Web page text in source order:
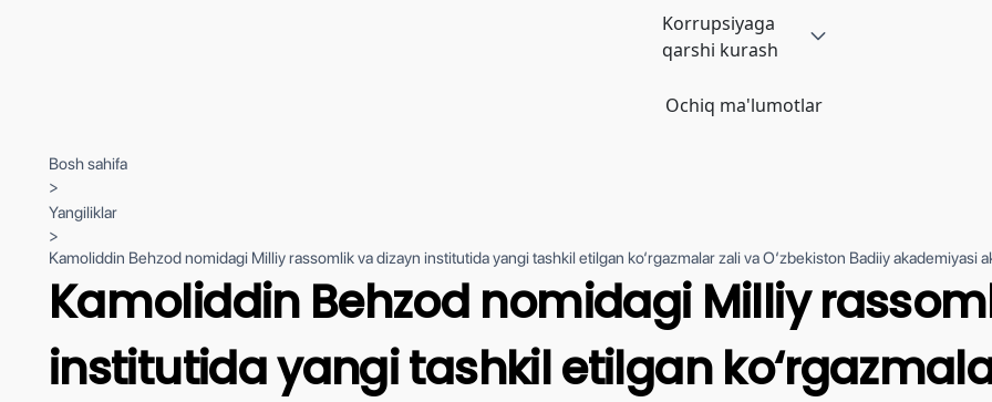
Korrupsiyaga
qarshi kurash
Ochiq ma'lumotlar
Bosh sahifa
>
Yangiliklar
>
Kamoliddin Behzod nomidagi Milliy rassomlik va dizayn institutida yangi tashkil etilgan ko‘rgazmalar zali va O‘zbekiston Badiiy akademiyasi
Kamoliddin Behzod nomidagi Milliy
institutida yangi tashkil etilgan